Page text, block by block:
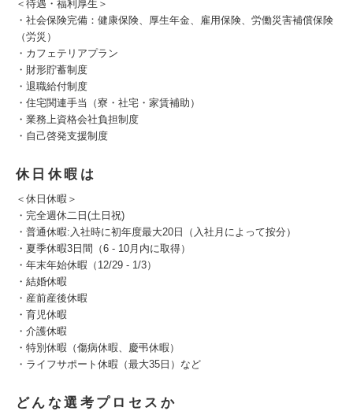
＜待遇・福利厚生＞
・社会保険完備：健康保険、厚生年金、雇用保険、労働災害補償保険
（労災）
・カフェテリアプラン
・財形貯蓄制度
・退職給付制度
・住宅関連手当（寮・社宅・家賃補助）
・業務上資格会社負担制度
・自己啓発支援制度
休日休暇は
＜休日休暇＞
・完全週休二日(土日祝)
・普通休暇:入社時に初年度最大20日（入社月によって按分）
・夏季休暇3日間（6 - 10月内に取得）
・年末年始休暇（12/29 - 1/3）
・結婚休暇
・産前産後休暇
・育児休暇
・介護休暇
・特別休暇（傷病休暇、慶弔休暇）
・ライフサポート休暇（最大35日）など
どんな選考プロセスか